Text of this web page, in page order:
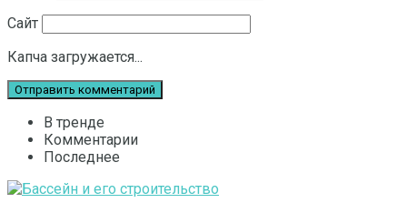
Сайт
Капча загружается...
В тренде
Комментарии
Последнее